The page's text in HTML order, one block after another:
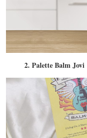
2. Palette Balm Jovi